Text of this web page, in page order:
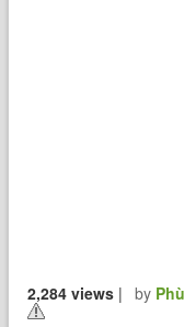
2,284 views | by